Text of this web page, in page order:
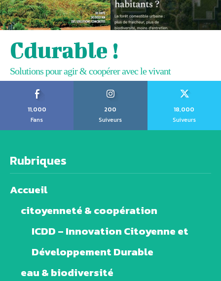
Cdurable !
Solutions pour agir & coopérer avec le vivant
11,000
Fans
200
Suiveurs
18,000
Suiveurs
Rubriques
Accueil
citoyenneté & coopération
ICDD – Innovation Citoyenne et
Développement Durable
eau & biodiversité